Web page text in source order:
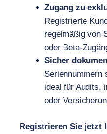
Zugang zu
Registrierte
regelmäßig von
oder Beta-
Sicher
Seriennummern
ideal für Audits,
oder
Registrieren Sie jetzt